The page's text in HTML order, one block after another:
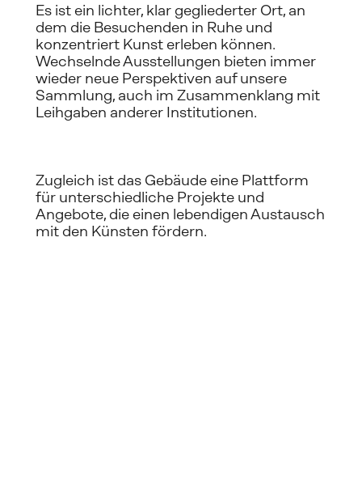
Es ist ein lichter, klar gegliederter Ort, an
dem die Besuchenden in Ruhe und
konzentriert Kunst erleben können.
Wechselnde Ausstellungen bieten immer
wieder neue Perspektiven auf unsere
Sammlung, auch im Zusammenklang mit
Leihgaben anderer Institutionen.
Zugleich ist das Gebäude eine Plattform
für unterschiedliche Projekte und
Angebote, die einen lebendigen Austausch
mit den Künsten fördern.